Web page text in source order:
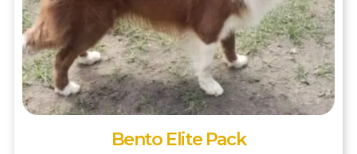
Bento Elite Pack